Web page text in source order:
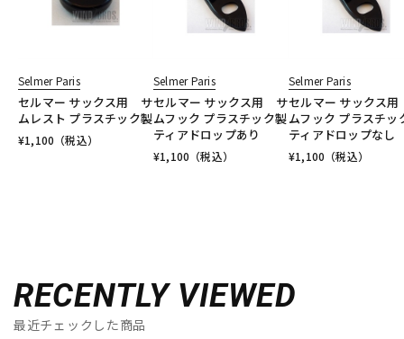
Selmer Paris
セルマー サックス用 サ
ムレスト プラスチック製
¥1,100 （税込）
Selmer Paris
セルマー サックス用 サ
ムフック プラスチック製
ティアドロップあり
¥1,100 （税込）
Selmer Paris
セルマー サックス
ムフック プラスチッ
ティアドロップなし
¥1,100 （税込）
RECENTLY VIEWED
最近チェックした商品